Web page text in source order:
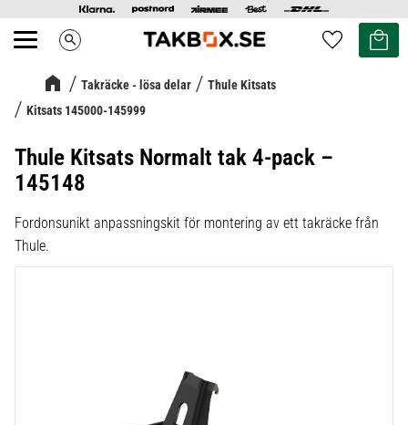
Meny search Favoriter
Kundvagn
Takräcke - lösa delar
Thule Kitsats
Kitsats 145000-145999
Thule Kitsats Normalt tak 4-pack –
145148
Fordonsunikt anpassningskit för montering av ett takräcke från
Thule.